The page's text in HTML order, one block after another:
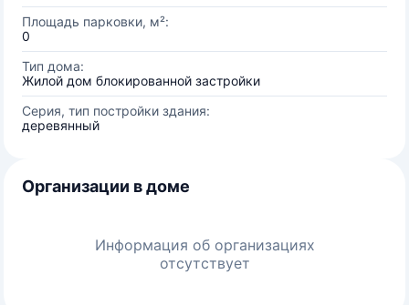
Площадь парковки, м²:
0
Тип дома:
Жилой дом блокированной застройки
Серия, тип постройки здания:
деревянный
Организации в доме
Информация об организациях
отсутствует